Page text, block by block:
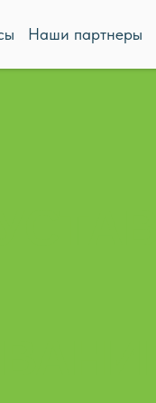
Наши партнеры